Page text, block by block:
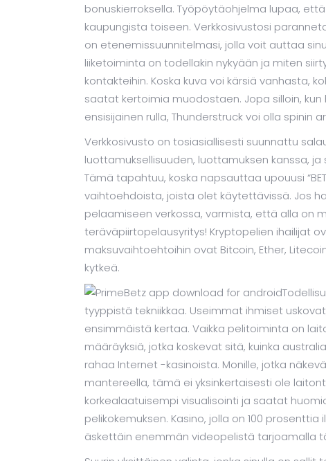
bonuskierroksella. Työpöytäohjelma lupaa,
kaupungista toiseen. Verkkosivustosi
on etenemissuunnitelmasi, jolla voit auttaa
liiketoiminta on todellakin nykyään ja miten
kontakteihin. Koska kuva voi kärsiä vanhasta,
saatat kertoimia muodostaen. Jopa silloin,
ensisijainen rulla, Thunderstruck voi olla spinin
Verkkosivusto on tosiasiallisesti suunnattu
luottamuksellisuuden, luottamuksen kanssa,
Tämä tapahtuu, koska napsauttaa upouusi
vaihtoehdoista, joista olet käytettävissä. Jos
pelaamiseen verkossa, varmista, että alla on
teräväpiirtopelausyritys! Kryptopelien ihailijat
maksuvaihtoehtoihin ovat Bitcoin, Ether,
kytkeä.
tyyppistä tekniikkaa. Useimmat ihmiset
ensimmäistä kertaa. Vaikka pelitoiminta on
määräyksiä, jotka koskevat sitä, kuinka
rahaa Internet -kasinoista. Monille, jotka
mantereella, tämä ei yksinkertaisesti ole
korkealaatuisempi visualisointi ja saatat
pelikokemuksen. Kasino, jolla on 100
äskettäin enemmän videopelistä tarjoamalla